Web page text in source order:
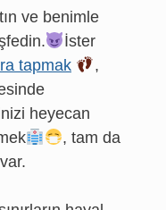
ve benimle
İster
tapmak
,
heyecan
, tam da